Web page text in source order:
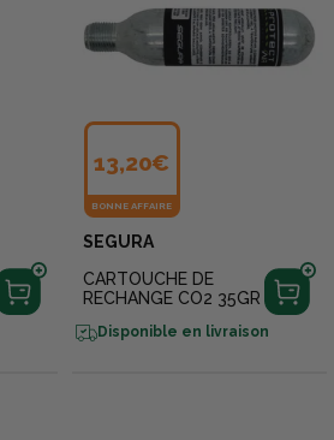
13,20€
BONNE AFFAIRE
SEGURA
CARTOUCHE DE
RECHANGE CO2 35GR
Disponible en livraison